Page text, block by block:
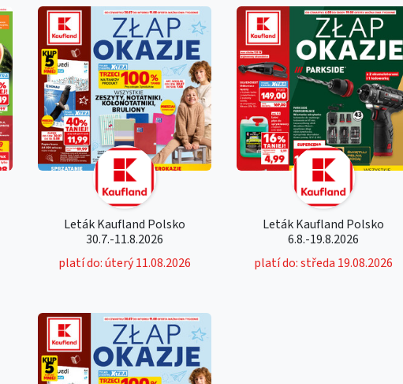
Leták Kaufland Polsko
30.7.-11.8.2026
platí do: úterý 11.08.2026
Leták Kaufland Polsko
6.8.-19.8.2026
platí do: středa 19.08.2026